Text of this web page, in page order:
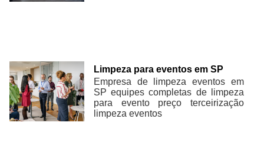
Limpeza para eventos em SP
Empresa de limpeza eventos em
SP equipes completas de limpeza
para evento preço terceirização
limpeza eventos